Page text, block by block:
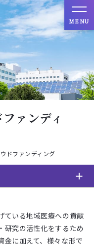
MENU
ァンディ
ドファンディング
ている地域医療への貢献
研究の活性化をするため
金に加えて、様々な形で